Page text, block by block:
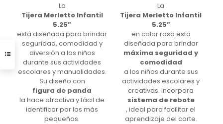
La
Tijera Merletto Infantil
5.25”
está diseñada para brindar
seguridad, comodidad y
diversión a los niños
durante sus actividades
escolares y manualidades.
Su diseño con
figura de panda
la hace atractiva y fácil de
identificar por los más
pequeños.
La
Tijera Merletto Infantil
5.25”
en color rosa está
diseñada para brindar
máxima seguridad y
comodidad
a los niños durante sus
actividades escolares y
creativas. Incorpora
sistema de rebote
, ideal para facilitar el
aprendizaje del corte.